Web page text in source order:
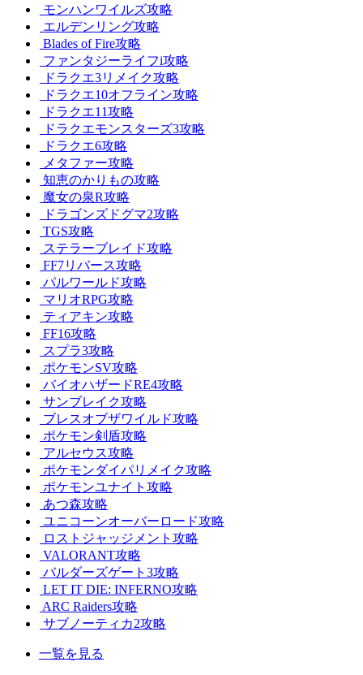
モンハンワイルズ攻略
エルデンリング攻略
Blades of Fire攻略
ファンタジーライフi攻略
ドラクエ3リメイク攻略
ドラクエ10オフライン攻略
ドラクエ11攻略
ドラクエモンスターズ3攻略
ドラクエ6攻略
メタファー攻略
知恵のかりもの攻略
魔女の泉R攻略
ドラゴンズドグマ2攻略
TGS攻略
ステラーブレイド攻略
FF7リバース攻略
パルワールド攻略
マリオRPG攻略
ティアキン攻略
FF16攻略
スプラ3攻略
ポケモンSV攻略
バイオハザードRE4攻略
サンブレイク攻略
ブレスオブザワイルド攻略
ポケモン剣盾攻略
アルセウス攻略
ポケモンダイパリメイク攻略
ポケモンユナイト攻略
あつ森攻略
ユニコーンオーバーロード攻略
ロストジャッジメント攻略
VALORANT攻略
バルダーズゲート3攻略
LET IT DIE: INFERNO攻略
ARC Raiders攻略
サブノーティカ2攻略
一覧を見る